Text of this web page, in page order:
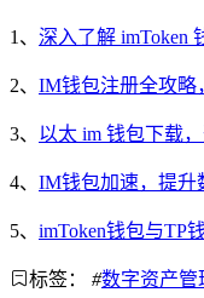
1、 深入了解 imToken
2、 IM钱包注册全攻略
3、 以太 im 钱包下载
4、 IM钱包加速，提升
5、 imToken钱包与TP
标签： #数字资产管